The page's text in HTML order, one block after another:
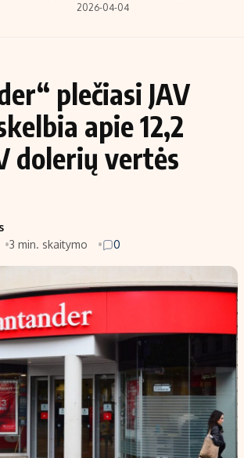
2026-04-04
plečiasi JAV
apie 12,2
dolerių vertės
3 min. skaitymo 0